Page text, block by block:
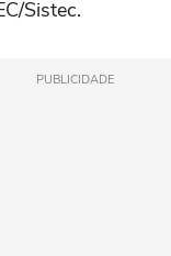
Sistec.
PUBLICIDADE